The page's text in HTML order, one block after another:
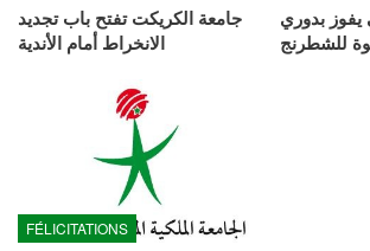
جامعة الكريكت تفتح باب تجديد
الانخراط أمام الأندية
بدوري
للشطرنج
FÉLICITATIONS